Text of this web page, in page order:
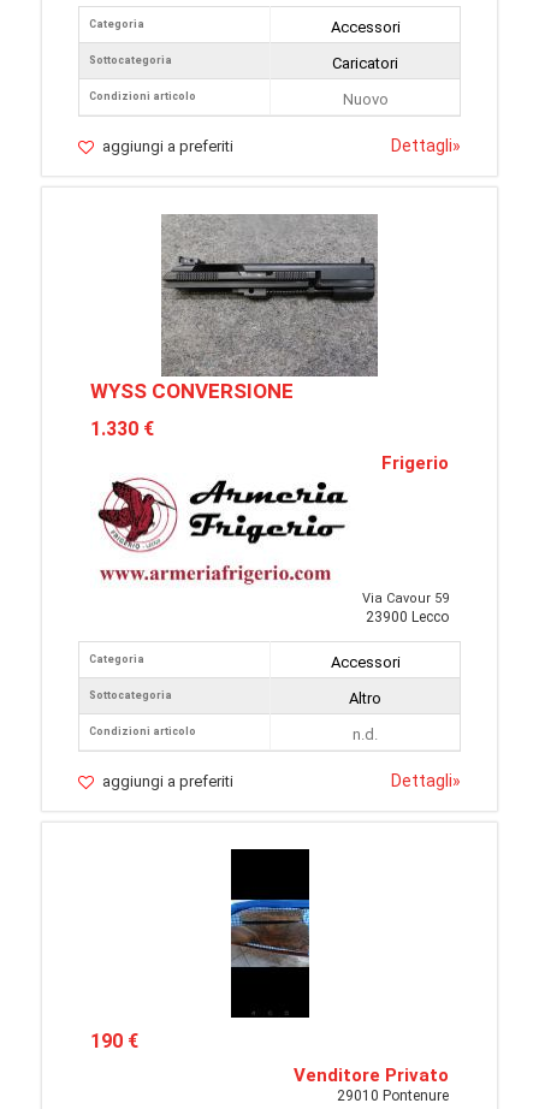
Categoria
Sottocategoria
Condizioni articolo
Accessori
Caricatori
Nuovo
aggiungi a preferiti Dettagli»
WYSS CONVERSIONE
1.330 €
Frigerio
Via Cavour 59
23900 Lecco
Categoria
Sottocategoria
Condizioni articolo
Accessori
Altro
n.d.
aggiungi a preferiti Dettagli»
190 €
Venditore Privato
29010 Pontenure